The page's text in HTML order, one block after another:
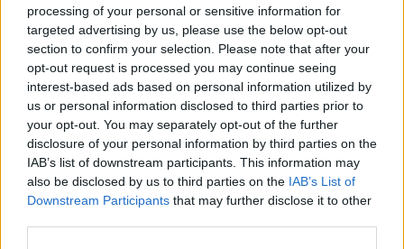
processing of your personal or sensitive information for
targeted advertising by us, please use the below opt-out
section to confirm your selection. Please note that after your
opt-out request is processed you may continue seeing
interest-based ads based on personal information utilized by
us or personal information disclosed to third parties prior to
your opt-out. You may separately opt-out of the further
disclosure of your personal information by third parties on the
IAB’s list of downstream participants. This information may
also be disclosed by us to third parties on the IAB’s List of
Downstream Participants that may further disclose it to other
Afiatal énekesnő természetesen nem hiányzott az
év legfontosabb divateseményéről. Justin Bieber hol
aktuális, hol ex-barátnője magánéletének
követésével már rég felhagytunk. Úgysem tudnánk
rajta kiigazodni, ráadásul már képtelenek vagyunk
elfogulatlanul és ítélkezés nélkül foglalkozni a
kanadai popsztár botrányaival is. Selena Gomez a
Charles James munkássága előtt tisztelgő bálon
egy visszafogott, sötétlila Diane Von Fürstenberg
kreációra esett a választásaaz előírt habos-babos,